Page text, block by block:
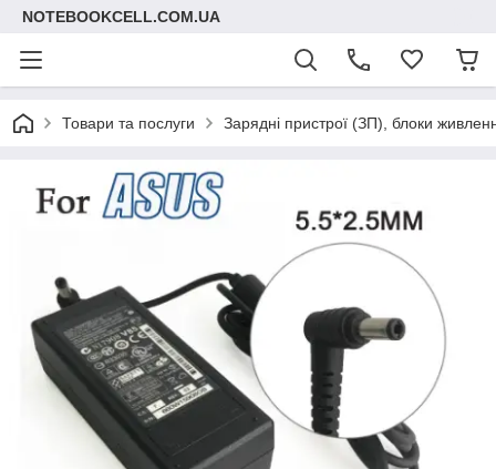
NOTEBOOKCELL.COM.UA
Товари та послуги Зарядні пристрої (ЗП), блоки